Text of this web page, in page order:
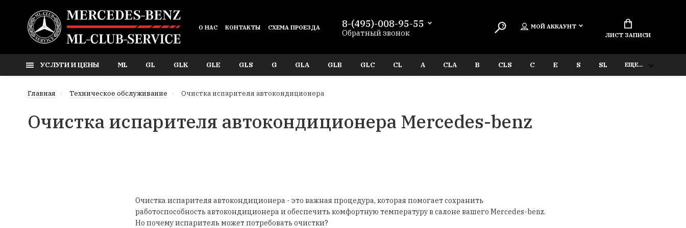
О НАС КОНТАКТЫ СХЕМА ПРОЕЗДА 8-(495)-008-95-55
Обратный звонок
МОЙ АККАУНТ
ЛИСТ ЗАПИСИ
УСЛУГИ И ЦЕНЫ ML GL GLK GLE GLS G GLA GLB GLC CL A CLA B CLS C E S SL ЕЩЕ...
Главная Техническое обслуживание Очистка испарителя автокондиционера
Очистка испарителя автокондиционера Mercedes-benz
Очистка испарителя автокондиционера - это важная процедура, которая помогает сохранить
работоспособность автокондиционера и обеспечить комфортную температуру в салоне вашего Mercedes-benz.
Но почему испаритель может потребовать очистки?